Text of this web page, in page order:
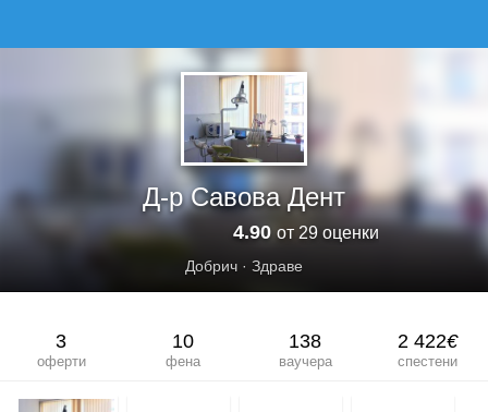
Д-р Савова Дент
4.90 от 29 оценки
Добрич · Здраве
3
оферти
10
фена
138
ваучера
2 422€
спестени